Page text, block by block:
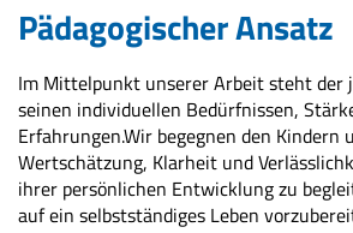
Pädagogischer Ansatz
Im Mittelpunkt unserer Arbeit steht der
seinen individuellen Bedürfnissen,
Erfahrungen.Wir begegnen den Kindern
Wertschätzung, Klarheit und
ihrer persönlichen Entwicklung zu
auf ein selbstständiges Leben